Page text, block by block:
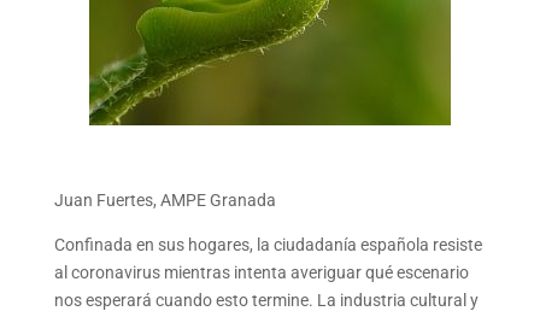
Juan Fuertes, AMPE Granada
Confinada en sus hogares, la ciudadanía española resiste
al coronavirus mientras intenta averiguar qué escenario
nos esperará cuando esto termine. La industria cultural y